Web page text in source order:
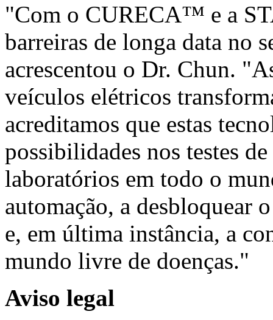
"Com o CURECA™ e a
barreiras de longa data no
acrescentou o Dr. Chun.
veículos elétricos
acreditamos que estas
possibilidades nos testes
laboratórios em todo o
automação, a desbloquear
e, em última instância, a
mundo livre de doenças."
Aviso legal